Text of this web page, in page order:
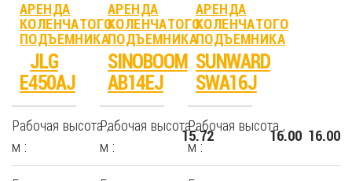
АРЕНДА
КОЛЕНЧАТОГО
ПОДЪЕМНИКА
JLG
E450AJ
Рабочая высота ,
м :
15.72
АРЕНДА
КОЛЕНЧАТОГО
ПОДЪЕМНИКА
SINOBOOM
AB14EJ
Рабочая высота ,
м :
16.00
АРЕНДА
КОЛЕНЧАТОГО
ПОДЪЕМНИКА
SUNWARD
SWA16J
Рабочая высота ,
м :
16.00